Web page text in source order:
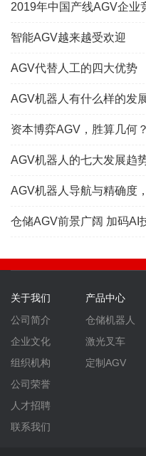
2019年中国产线AGV企业
智能AGV越来越受欢迎
AGV代替人工的四大优势
AGV机器人有什么样的发
资本博弈AGV，胜算几何？
AGV机器人的七大发展趋
AGV机器人导航与精确度，
仓储AGV前景广阔 加码AI
关于我们
公司简介
企业文化
组织机构
公司荣誉
人才招聘
联系我们
产品中心
仓储机器人
激光叉车
定制AGV